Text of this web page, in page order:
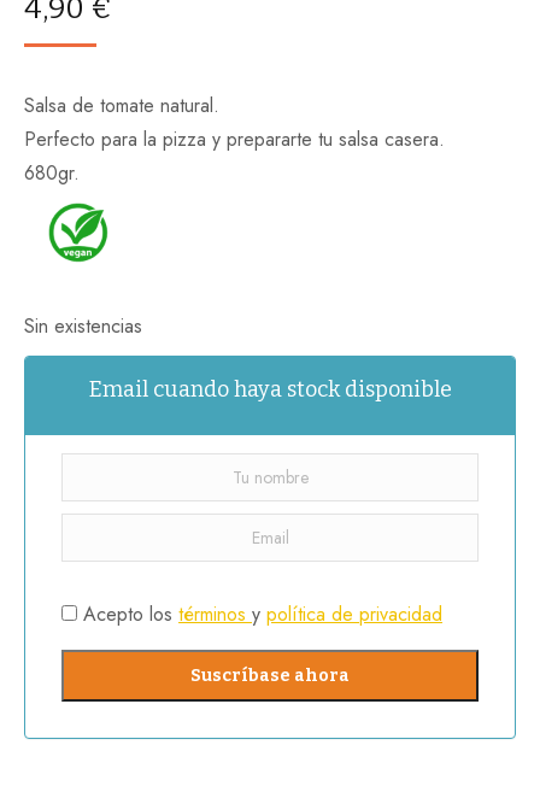
4,90 €
Salsa de tomate natural.
Perfecto para la pizza y prepararte tu salsa casera.
680gr.
Sin existencias
Email cuando haya stock disponible
Acepto los términos y política de privacidad